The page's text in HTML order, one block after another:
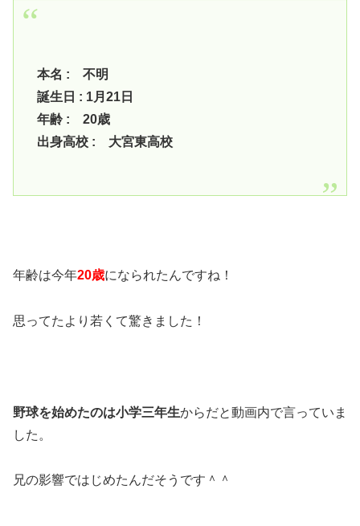
本名 : 不明
誕生日 : 1月21日
年齢 : 20歳
出身高校 : 大宮東高校
年齢は今年20歳になられたんですね！
思ってたより若くて驚きました！
野球を始めたのは小学三年生からだと動画内で言っていま
した。
兄の影響ではじめたんだそうです＾＾